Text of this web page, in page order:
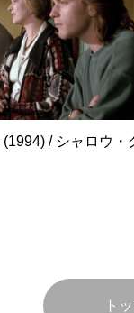
/ シャロウ・
ト